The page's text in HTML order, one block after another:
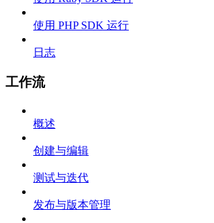
使用 PHP SDK 运行
日志
工作流
概述
创建与编辑
测试与迭代
发布与版本管理